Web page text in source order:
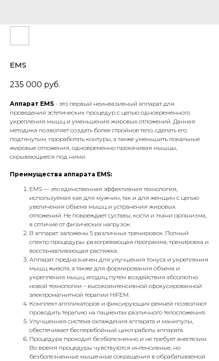
EMS
235 000 руб.
Аппарат EMS - это первый неинвазивный аппарат для
проведения эстетических процедур с целью одновременного
укрепления мышц и уменьшения жировых отложений. Данная
методика позволяет создать более стройное тело, сделать его
подтянутым, проработать контуры, а также уменьшить локальные
жировые отложения, одновременно прокачивая мышцы,
скрывающиеся под ними.
Преимущества аппарата EMS:
EMS — это единственная эффективная технология,
используемая как для мужчин, так и для женщин с целью
увеличения объема мышц и устранения жировых
отложений. Не повреждает суставы, кости и ткани организма,
в отличие от физических нагрузок.
В аппарат заложены 5 различных тренировок. Полный
спектр процедуры: разогревающая программа, тренировка и
восстанавливающая растяжка.
Аппарат предназначен для улучшения тонуса и укрепления
мышц живота, а также для формирования объема и
укрепления мышц ягодиц путем воздействия абсолютно
новой технологии – высокоинтенсивной сфокусированной
электромагнитной терапии HIFEM.
Комплект аппликаторов и фиксирующих ремней позволяют
проводить терапию на пациентах различного телосложения.
Улучшенная система охлаждения аппарата и манипулы,
обеспечивает бесперебойный цикл работы аппарата.
Процедура проходит безболезненно и не требует анестезии.
Во время процедуры чувствуются интенсивные, но
безболезненные мышечные сокращения в обрабатываемой